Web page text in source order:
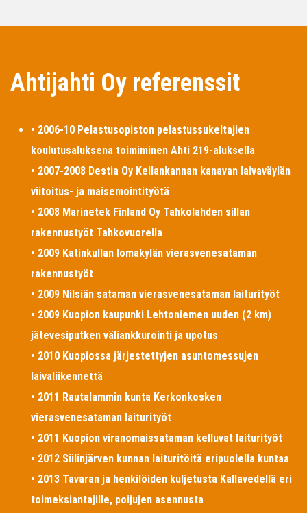
Ahtijahti Oy referenssit
• 2006-10 Pelastusopiston pelastussukeltajien
koulutusaluksena toimiminen Ahti 219-aluksella
• 2007-2008 Destia Oy Keilankannan kanavan laivaväylän
viitoitus- ja maisemointityötä
• 2008 Marinetek Finland Oy Tahkolahden sillan
rakennustyöt Tahkovuorella
• 2009 Katinkullan lomakylän vierasvenesataman
rakennustyöt
• 2009 Nilsiän sataman vierasvenesataman laiturityöt
• 2009 Kuopion kaupunki Lehtoniemen uuden (2 km)
jätevesiputken väliankkurointi ja upotus
• 2010 Kuopiossa järjestettyjen asuntomessujen
laivaliikennettä
• 2011 Rautalammin kunta Kerkonkosken
vierasvenesataman laiturityöt
• 2011 Kuopion viranomaissataman kelluvat laiturityöt
• 2012 Siilinjärven kunnan laituritöitä eripuolella kuntaa
• 2013 Tavaran ja henkilöiden kuljetusta Kallavedellä eri
toimeksiantajille, poijujen asennusta